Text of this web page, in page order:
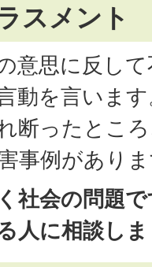
スメント
意思に反し
動を言いま
断ったとこ
事例があり
社会の問題
人に相談し